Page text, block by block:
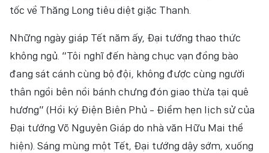
tốc về Thăng Long tiêu diệt giặc Thanh.
Những ngày giáp Tết năm ấy, Đại tướng thao thức
không ngủ. “Tôi nghĩ đến hàng chục vạn đồng bào
đang sát cánh cùng bộ đội, không được cùng người
thân ngồi bên nồi bánh chưng đón giao thừa tại quê
hương” (Hồi ký Điện Biên Phủ - Điểm hẹn lịch sử của
Đại tướng Võ Nguyên Giáp do nhà văn Hữu Mai thể
hiện). Sáng mùng một Tết, Đại tướng dậy sớm, xuống